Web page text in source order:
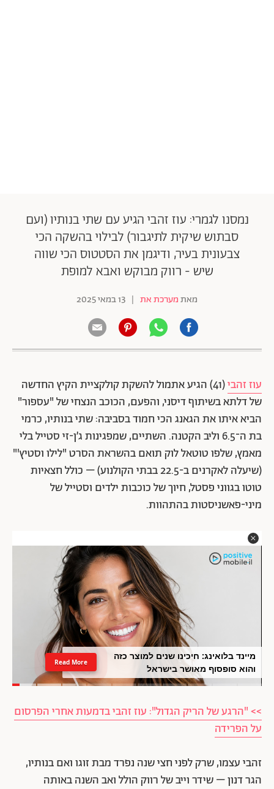
נמסנו לגמרי: עוז זהבי הגיע עם שתי בנותיו (ועם
סבתוש שיקית לתיגבור) לבילוי בהשקה הכי
צבעונית בעיר, ודיגמן את הסטטוס הכי שווה
שיש - רווק מבוקש ואבא למופת
מאתמערכת את | 13 במאי 2025
עוז זהבי
(41) הגיע אתמול להשקת קולקציית הקיץ החדשה
של דלתא בשיתוף דיסני, והפעם, הכוכב הנצחי של "עספור"
הביא איתו את הגאנג הכי חמוד בסביבה: שתי בנותיו, כרמי
בת ה־6.5 וליב הקטנה. השתיים, שמפגינות ג’ן-זי סטייל בלי
מאמץ, שלפו טוטאל לוק תואם בהשראת הסרט "לילו וסטיץ'"
(שיעלה לאקרנים ב-22.5 בבתי הקולנוע) – כולל חצאיות
טוטו בגווני פסטל, חיוך של כוכבות ילדים וסטייל של
מיני-פאשניסטות בהתהוות.
מיינד בלואינג: חיכינו שנים למוצר כזה
והוא סופסוף מאושר בישראל
Read More
>> "הרגע של הריק הגדול": עוז זהבי בדמעות אחרי הפרסום
על הפרידה
זהבי עצמו, שרק לפני חצי שנה נפרד מבת זוגו ואם בנותיו,
הגר דנון – שידר וייב של רווק הולל ואב השנה באותה